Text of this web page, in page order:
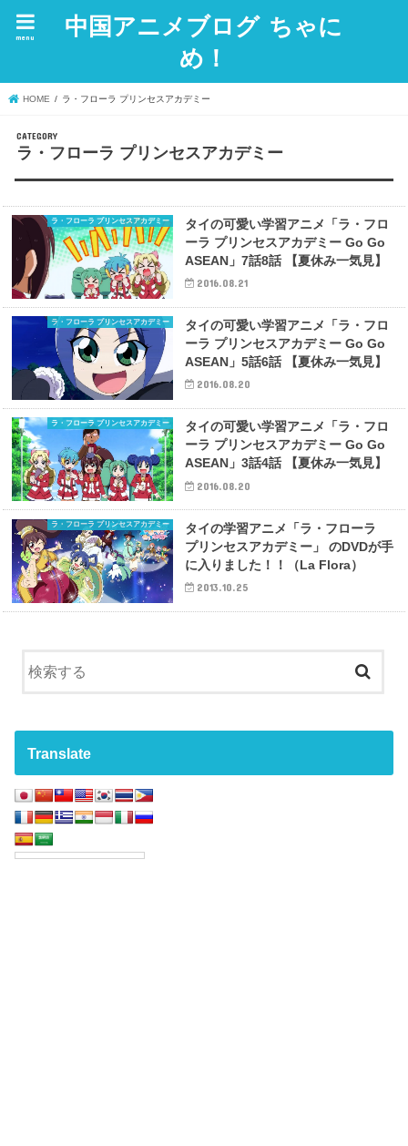
中国アニメブログ ちゃに
め！
menu
HOME ラ・フローラ プリンセスアカデミー
ラ・フローラ プリンセスアカデミー
ラ・フローラ プリンセスアカデミー
タイの可愛い学習アニメ「ラ・フロ
ーラ プリンセスアカデミー Go Go
ASEAN」7話8話 【夏休み一気見】
2016.08.21
ラ・フローラ プリンセスアカデミー
タイの可愛い学習アニメ「ラ・フロ
ーラ プリンセスアカデミー Go Go
ASEAN」5話6話 【夏休み一気見】
2016.08.20
ラ・フローラ プリンセスアカデミー
タイの可愛い学習アニメ「ラ・フロ
ーラ プリンセスアカデミー Go Go
ASEAN」3話4話 【夏休み一気見】
2016.08.20
ラ・フローラ プリンセスアカデミー
タイの学習アニメ「ラ・フローラ
プリンセスアカデミー」 のDVDが手
に入りました！！（La Flora）
2013.10.25
Translate